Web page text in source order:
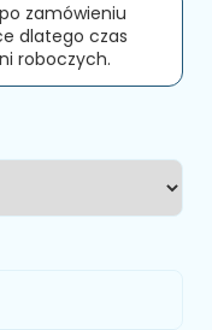
zamówieniu
dlatego czas
roboczych.